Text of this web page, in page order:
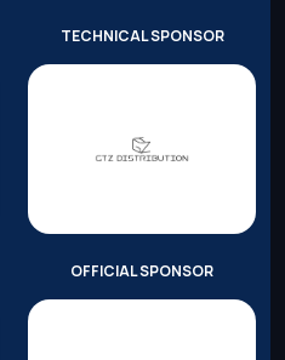
TECHNICAL SPONSOR
OFFICIAL SPONSOR